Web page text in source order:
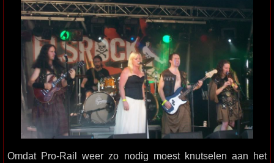
Omdat Pro-Rail weer zo nodig moest knutselen aan het